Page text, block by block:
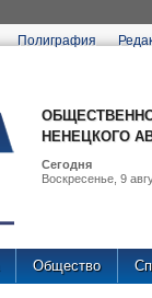
Полиграфия
НЕНЕЦКОГО
Сегодня
Воскресенье, 9
Общество